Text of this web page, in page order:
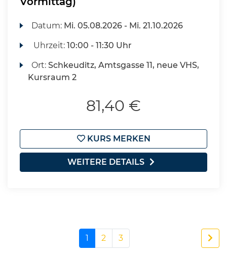
Datum: Mi. 05.08.2026 - Mi. 21.10.2026
Uhrzeit:10:00 - 11:30 Uhr
Ort:Schkeuditz, Amtsgasse 11, neue VHS,
Kursraum 2
81,40 €
KURS MERKEN
WEITERE DETAILS
1 2 3